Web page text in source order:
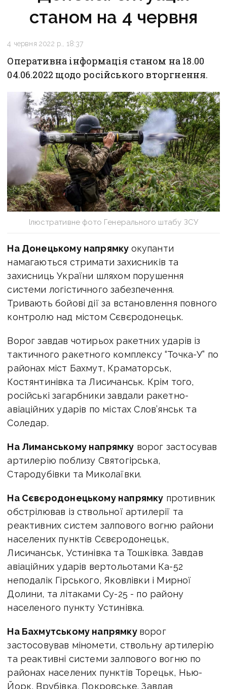
станом на 4 червня
4 червня 2022 р., 18:37
Оперативна інформація станом на 18.00
04.06.2022 щодо російського вторгнення.
Ілюстративне фото Генерального штабу ЗСУ
На Донецькому напрямку окупанти
намагаються стримати захисників та
захисниць України шляхом порушення
системи логістичного забезпечення.
Тривають бойові дії за встановлення повного
контролю над містом Сєвєродонецьк.
Ворог завдав чотирьох ракетних ударів із
тактичного ракетного комплексу “Точка-У” по
районах міст Бахмут, Краматорськ,
Костянтинівка та Лисичанськ. Крім того,
російські загарбники завдали ракетно-
авіаційних ударів по містах Слов’янськ та
Соледар.
На Лиманському напрямку ворог застосував
артилерію поблизу Святогірська,
Стародубівки та Миколаївки.
На Сєвєродонецькому напрямку противник
обстрілював із ствольної артилерії та
реактивних систем залпового вогню райони
населених пунктів Сєвєродонецьк,
Лисичанськ, Устинівка та Тошківка. Завдав
авіаційних ударів вертольотами Ка-52
неподалік Гірського, Яковлівки і Мирної
Долини, та літаками Су-25 - по району
населеного пункту Устинівка.
На Бахмутському напрямку ворог
застосовував міномети, ствольну артилерію
та реактивні системи залпового вогню по
районах населених пунктів Торецьк, Нью-
Йорк, Врубівка, Покровське. Завдав